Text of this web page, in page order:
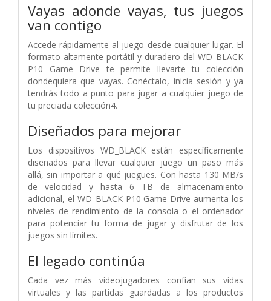
Vayas adonde vayas, tus juegos
van contigo
Accede rápidamente al juego desde cualquier lugar. El
formato altamente portátil y duradero del WD_BLACK
P10 Game Drive te permite llevarte tu colección
dondequiera que vayas. Conéctalo, inicia sesión y ya
tendrás todo a punto para jugar a cualquier juego de
tu preciada colección4.
Diseñados para mejorar
Los dispositivos WD_BLACK están específicamente
diseñados para llevar cualquier juego un paso más
allá, sin importar a qué juegues. Con hasta 130 MB/s
de velocidad y hasta 6 TB de almacenamiento
adicional, el WD_BLACK P10 Game Drive aumenta los
niveles de rendimiento de la consola o el ordenador
para potenciar tu forma de jugar y disfrutar de los
juegos sin límites.
El legado continúa
Cada vez más videojugadores confían sus vidas
virtuales y las partidas guardadas a los productos